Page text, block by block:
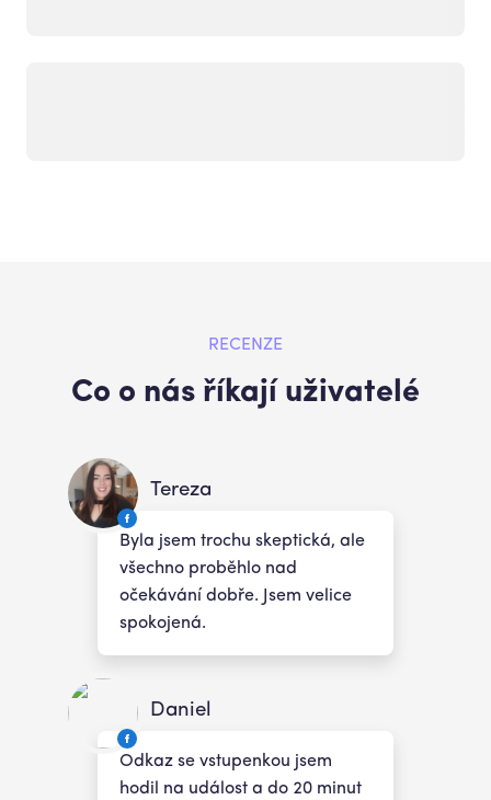
RECENZE
Co o nás říkají uživatelé
Tereza
Byla jsem trochu skeptická, ale
všechno proběhlo nad
očekávání dobře. Jsem velice
spokojená.
Daniel
Odkaz se vstupenkou jsem
hodil na událost a do 20 minut